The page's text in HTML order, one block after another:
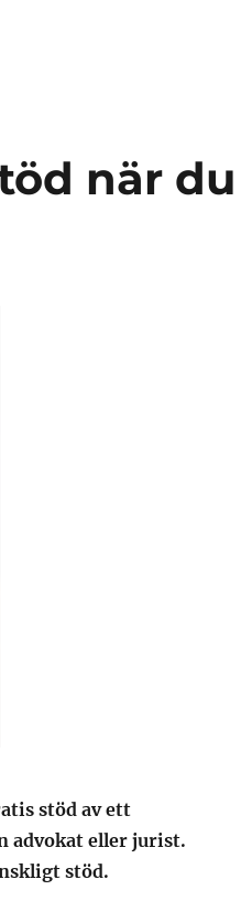
när du
stöd av ett
advokat eller jurist.
stöd.